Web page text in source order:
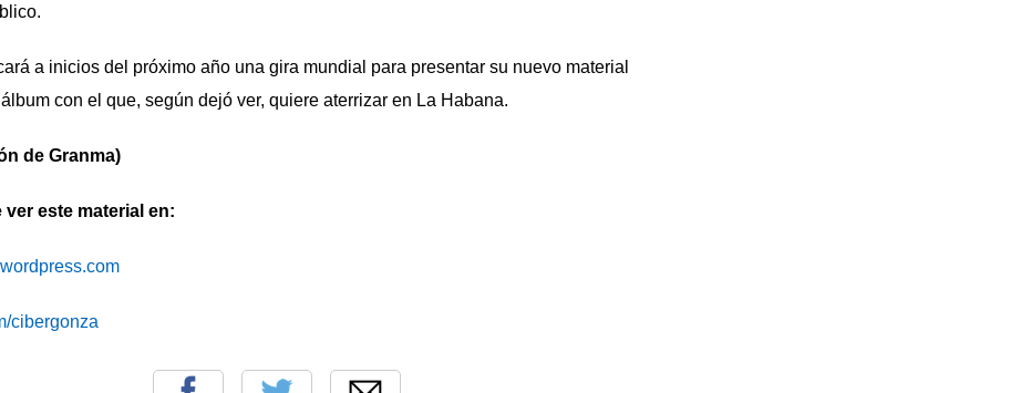
a inicios del próximo año una gira mundial para presentar su nuevo material
con el que, según dejó ver, quiere aterrizar en La Ha­bana.
de Granma)
ver este material en:
cibergonza